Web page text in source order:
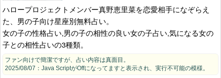
ハロープロジェクトメンバー真野恵里菜を恋愛相手になぞらえ
た、男の子向け星座別無料占い。
女の子の性格占い,男の子の相性の良い女の子占い,気になる女の
子との相性占いの3種類。
ファン向けで簡潔ですが、占い内容は真面目。
2025/08/07：Java ScriptがOffになってますと表示され、実行不可能の模様。